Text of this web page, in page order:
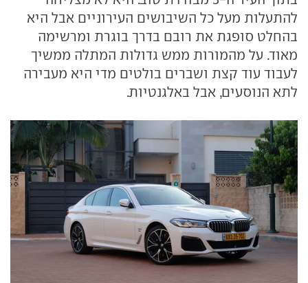
להתעלות מעל כל השיבושים העירוניים אבל היא
בהחלט סופגת את רובם בדרך בוגרת ומרשימה
מאוד. על מהמורות ממש גדולות המתלה ממשיך
לעבוד עוד קצת ושברים בולטים מדי היא מעבירה
לתא הנוסעים, אבל באלגנטיות.